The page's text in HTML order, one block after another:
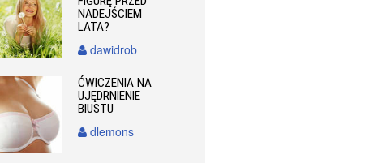
NADEJŚCIEM
LATA?
dawidrob
ĆWICZENIA NA
UJĘDRNIENIE
BIUSTU
dlemons